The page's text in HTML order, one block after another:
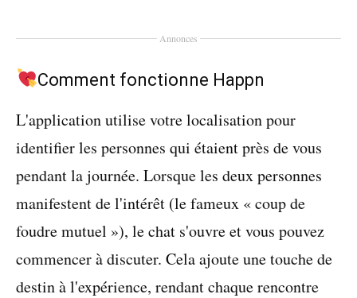
Annonces
Comment fonctionne Happn
L'application utilise votre localisation pour
identifier les personnes qui étaient près de vous
pendant la journée. Lorsque les deux personnes
manifestent de l'intérêt (le fameux « coup de
foudre mutuel »), le chat s'ouvre et vous pouvez
commencer à discuter. Cela ajoute une touche de
destin à l'expérience, rendant chaque rencontre